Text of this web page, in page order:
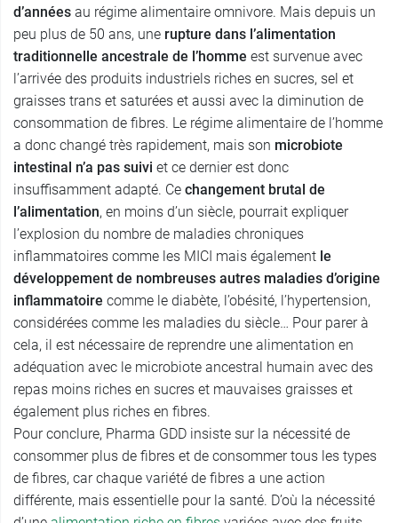
d’années au régime alimentaire omnivore. Mais depuis un
peu plus de 50 ans, une rupture dans l’alimentation
traditionnelle ancestrale de l’homme est survenue avec
l’arrivée des produits industriels riches en sucres, sel et
graisses trans et saturées et aussi avec la diminution de
consommation de fibres. Le régime alimentaire de l’homme
a donc changé très rapidement, mais son microbiote
intestinal n’a pas suivi et ce dernier est donc
insuffisamment adapté. Ce changement brutal de
l’alimentation, en moins d’un siècle, pourrait expliquer
l’explosion du nombre de maladies chroniques
inflammatoires comme les MICI mais également le
développement de nombreuses autres maladies d’origine
inflammatoire comme le diabète, l’obésité, l’hypertension,
considérées comme les maladies du siècle… Pour parer à
cela, il est nécessaire de reprendre une alimentation en
adéquation avec le microbiote ancestral humain avec des
repas moins riches en sucres et mauvaises graisses et
également plus riches en fibres.
Pour conclure, Pharma GDD insiste sur la nécessité de
consommer plus de fibres et de consommer tous les types
de fibres, car chaque variété de fibres a une action
différente, mais essentielle pour la santé. D’où la nécessité